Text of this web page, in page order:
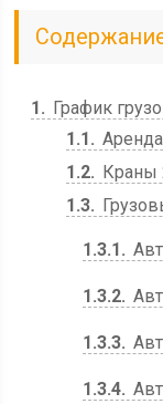
1
График
1.1
1.2
Краны
1.3
1.3.1
1.3.2
1.3.3
1.3.4